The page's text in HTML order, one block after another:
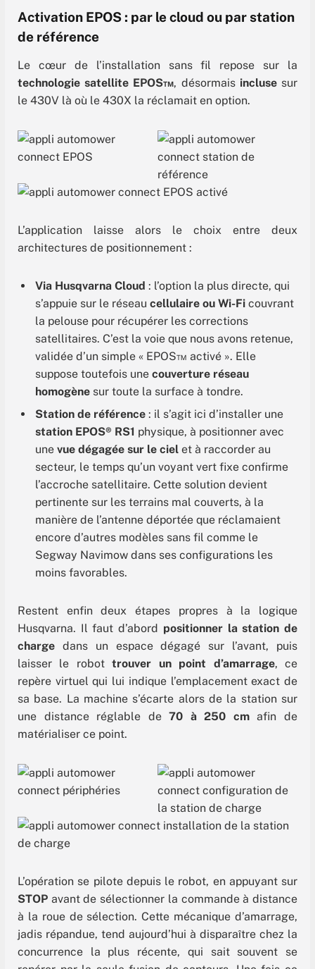
Activation EPOS : par le cloud ou par station
de référence
Le cœur de l’installation sans fil repose sur la
technologie satellite EPOS™, désormais inclusesur
le 430V là où le 430X la réclamait en option.
L’application laisse alors le choix entre deux
architectures de positionnement :
Via Husqvarna Cloud : l’option la plus directe, qui
s’appuie sur le réseau cellulaire ou Wi-Fi couvrant
la pelouse pour récupérer les corrections
satellitaires. C’est la voie que nous avons retenue,
validée d’un simple « EPOS™ activé ». Elle
suppose toutefois une couverture réseau
homogène sur toute la surface à tondre.
Station de référence : il s’agit ici d’installer une
station EPOS® RS1 physique, à positionner avec
une vue dégagée sur le ciel et à raccorder au
secteur, le temps qu’un voyant vert fixe confirme
l’accroche satellitaire. Cette solution devient
pertinente sur les terrains mal couverts, à la
manière de l’antenne déportée que réclamaient
encore d’autres modèles sans fil comme le
Segway Navimow dans ses configurations les
moins favorables.
Restent enfin deux étapes propres à la logique
Husqvarna. Il faut d’abord positionner la station de
charge dans un espace dégagé sur l’avant, puis
laisser le robottrouver un point d’amarrage, ce
repère virtuel qui lui indique l’emplacement exact de
sa base. La machine s’écarte alors de la station sur
une distance réglable de70 à 250 cmafin de
matérialiser ce point.
L’opération se pilote depuis le robot, en appuyant sur
STOP avant de sélectionner la commande à distance
à la roue de sélection. Cette mécanique d’amarrage,
jadis répandue, tend aujourd’hui à disparaître chez la
concurrence la plus récente, qui sait souvent se